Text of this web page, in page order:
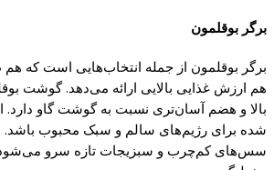
برگر بوقلمون
برگر بوقلمون از جمله انتخاب‌هایی استکه هم
هم ارزش غذایی بالایی ارائه می‌دهد.گوشت
بالا و هضم آسان‌تری نسبت بهگوشت گاو
شده برای رژیم‌های سالم و سبک محبوب باشد.
سس‌هایکم‌چرب و سبزیجات تازه سرو